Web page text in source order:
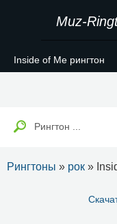
Muz-
Inside of Me рингтон
Рингтоны » рок »